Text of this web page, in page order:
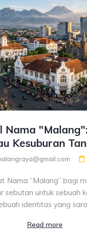
Nama
Kesuburan
Nama “Malang” bagi
sebutan untuk sebuah
identitas yang
Read more